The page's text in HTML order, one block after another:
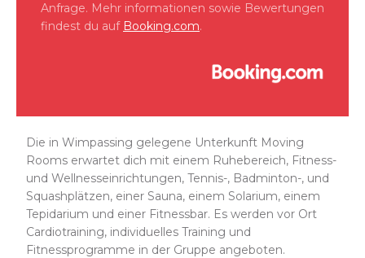
Anfrage. Mehr informationen sowie Bewertungen
findest du auf Booking.com.
Die in Wimpassing gelegene Unterkunft Moving
Rooms erwartet dich mit einem Ruhebereich, Fitness-
und Wellnesseinrichtungen, Tennis-, Badminton-, und
Squashplätzen, einer Sauna, einem Solarium, einem
Tepidarium und einer Fitnessbar. Es werden vor Ort
Cardiotraining, individuelles Training und
Fitnessprogramme in der Gruppe angeboten.